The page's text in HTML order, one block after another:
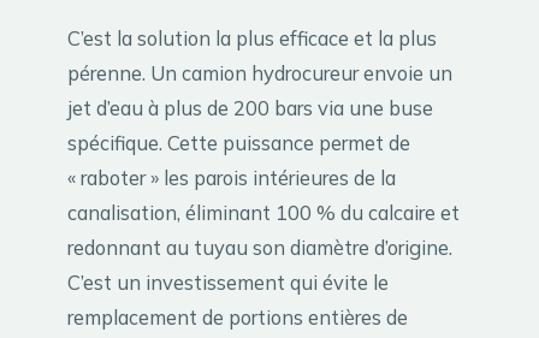
C’est la solution la plus efficace et la plus
pérenne. Un camion hydrocureur envoie un
jet d’eau à plus de 200 bars via une buse
spécifique. Cette puissance permet de
« raboter » les parois intérieures de la
canalisation, éliminant 100 % du calcaire et
redonnant au tuyau son diamètre d’origine.
C’est un investissement qui évite le
remplacement de portions entières de